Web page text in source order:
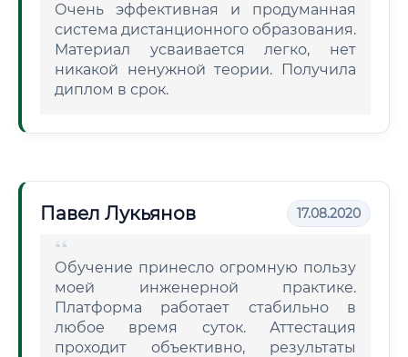
Очень эффективная и продуманная
система дистанционного образования.
Материал усваивается легко, нет
никакой ненужной теории. Получила
диплом в срок.
Павел Лукьянов 17.08.2020
Обучение принесло огромную пользу
моей инженерной практике.
Платформа работает стабильно в
любое время суток. Аттестация
проходит объективно, результаты